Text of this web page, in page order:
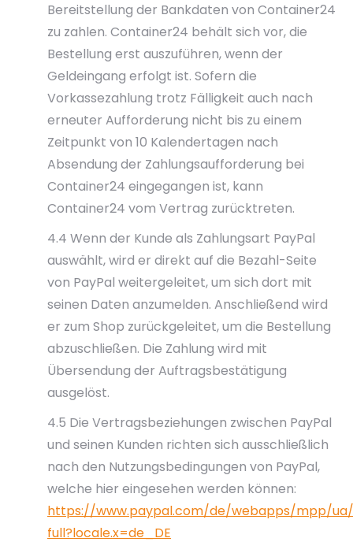
Bereitstellung der Bankdaten von Container24
zu zahlen. Container24 behält sich vor, die
Bestellung erst auszuführen, wenn der
Geldeingang erfolgt ist. Sofern die
Vorkassezahlung trotz Fälligkeit auch nach
erneuter Aufforderung nicht bis zu einem
Zeitpunkt von 10 Kalendertagen nach
Absendung der Zahlungsaufforderung bei
Container24 eingegangen ist, kann
Container24 vom Vertrag zurücktreten.
4.4 Wenn der Kunde als Zahlungsart PayPal
auswählt, wird er direkt auf die Bezahl-Seite
von PayPal weitergeleitet, um sich dort mit
seinen Daten anzumelden. Anschließend wird
er zum Shop zurückgeleitet, um die Bestellung
abzuschließen. Die Zahlung wird mit
Übersendung der Auftragsbestätigung
ausgelöst.
4.5 Die Vertragsbeziehungen zwischen PayPal
und seinen Kunden richten sich ausschließlich
nach den Nutzungsbedingungen von PayPal,
welche hier eingesehen werden können:
https://www.paypal.com/de/webapps/mpp/
full?locale.x=de_DE